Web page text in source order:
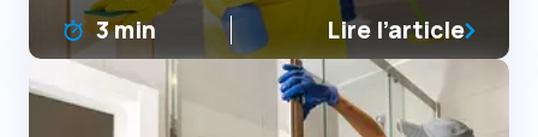
3 min Lire l’article